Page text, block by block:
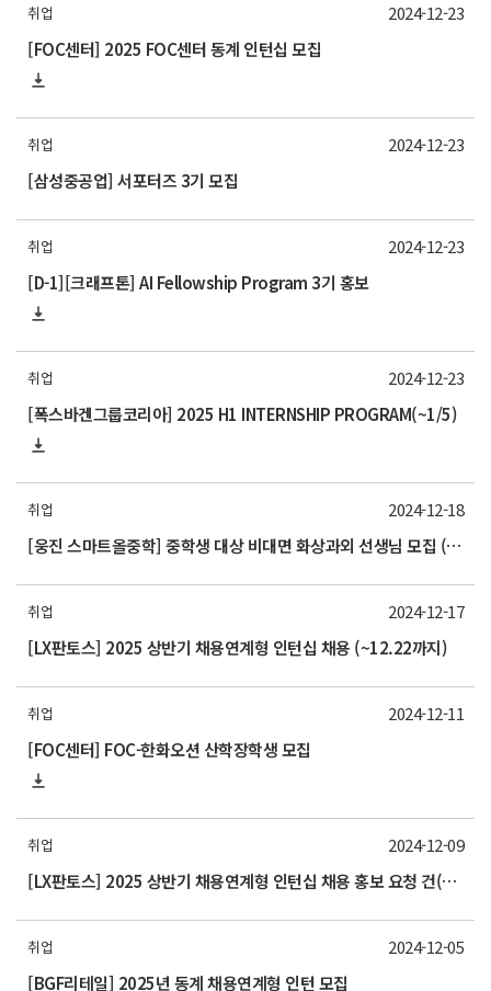
취업
[FOC센터] 2025 FOC센터 동계 인턴십 모집
2024-12-23
취업
[삼성중공업] 서포터즈 3기 모집
2024-12-23
취업
[D-1][크래프톤] AI Fellowship Program 3기 홍보
2024-12-23
취업
[폭스바겐그룹코리아] 2025 H1 INTERNSHIP PROGRAM(~1/5)
2024-12-23
취업
[웅진 스마트올중학] 중학생 대상 비대면 화상과외 선생님 모집 (~12/27)
2024-12-18
취업
[LX판토스] 2025 상반기 채용연계형 인턴십 채용 (~12.22까지)
2024-12-17
취업
[FOC센터] FOC-한화오션 산학장학생 모집
2024-12-11
취업
[LX판토스] 2025 상반기 채용연계형 인턴십 채용 홍보 요청 건(~12.22까지)
2024-12-09
취업
[BGF리테일] 2025년 동계 채용연계형 인턴 모집
2024-12-05